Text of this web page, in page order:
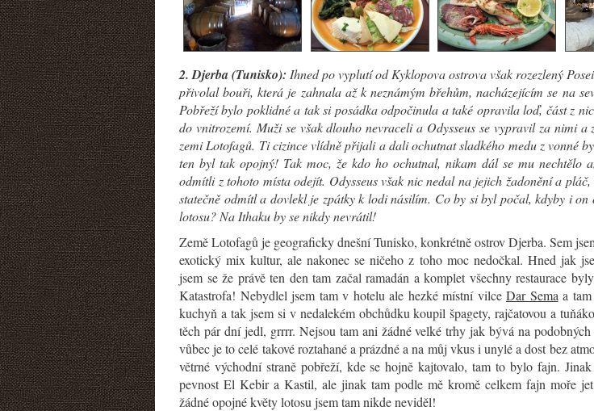
2. Djerba (Tunisko): Ihned po vyplutí od Kyklopova ostrova však rozezlený
přivolal bouři, která je zahnala až k neznámým břehům, nacházejícím se na
Pobřeží bylo poklidné a tak si posádka odpočinula a také opravila loď, část z
do vnitrozemí. Muži se však dlouho nevraceli a Odysseus se vypravil za nimi a
zemi Lotofagů. Ti cizince vlídně přijali a dali ochutnat sladkého medu z vonné
ten byl tak opojný! Tak moc, že kdo ho ochutnal, nikam dál se mu nechtělo
odmítli z tohoto místa odejít. Odysseus však nic nedal na jejich žadonění a
statečně odmítl a dovlekl je zpátky k lodi násilím. Co by si byl počal, kdyby i on
lotosu? Na Ithaku by se nikdy nevrátil!
Země Lotofagů je geograficky dnešní Tunisko, konkrétně ostrov Djerba. Sem
exotický mix kultur, ale nakonec se ničeho z toho moc nedočkal. Hned jak
jsem se že právě ten den tam začal ramadán a komplet všechny restaurace
Katastrofa! Nebydlel jsem tam v hotelu ale hezké místní vilce Dar Sema a
kuchyň a tak jsem si v nedalekém obchůdku koupil špagety, rajčatovou a
těch pár dní jedl, grrrr. Nejsou tam ani žádné velké trhy jak bývá na
vůbec je to celé takové roztahané a prázdné a na můj vkus i unylé a dost bez
větrné východní straně pobřeží, kde se hojně kajtovalo, tam to bylo fajn.
pevnost El Kebir a Kastil, ale jinak tam podle mě kromě celkem fajn moře
žádné opojné květy lotosu jsem tam nikde neviděl!